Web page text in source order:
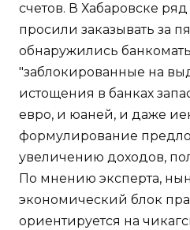
счетов. В Хабаровске
просили заказывать за
обнаружились
"заблокированные на
истощения в банках
евро, и юаней, и даже
формулирование
увеличению доходов,
По мнению эксперта,
экономический блок
ориентируется на